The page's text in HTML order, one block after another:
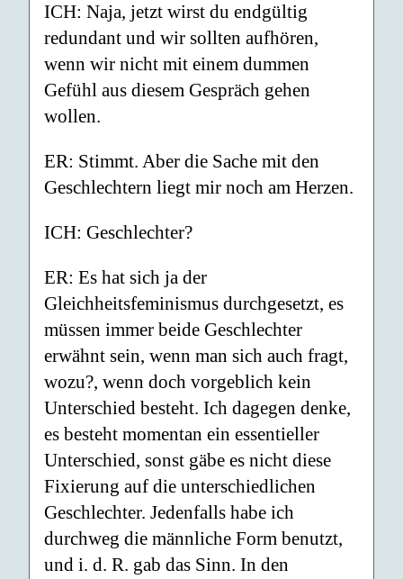
ICH: Naja, jetzt wirst du endgültig
redundant und wir sollten aufhören,
wenn wir nicht mit einem dummen
Gefühl aus diesem Gespräch gehen
wollen.
ER: Stimmt. Aber die Sache mit den
Geschlechtern liegt mir noch am Herzen.
ICH: Geschlechter?
ER: Es hat sich ja der
Gleichheitsfeminismus durchgesetzt, es
müssen immer beide Geschlechter
erwähnt sein, wenn man sich auch fragt,
wozu?, wenn doch vorgeblich kein
Unterschied besteht. Ich dagegen denke,
es besteht momentan ein essentieller
Unterschied, sonst gäbe es nicht diese
Fixierung auf die unterschiedlichen
Geschlechter. Jedenfalls habe ich
durchweg die männliche Form benutzt,
und i. d. R. gab das Sinn. In den